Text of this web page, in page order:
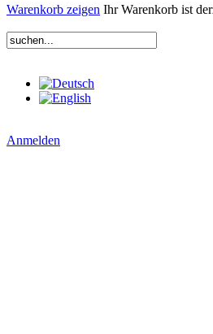
Warenkorb zeigen Ihr Warenkorb ist
Anmelden